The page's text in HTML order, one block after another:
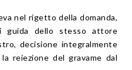
nel rigetto della domanda,
guida dello stesso attore
decisione integralmente
reiezione del gravame dal